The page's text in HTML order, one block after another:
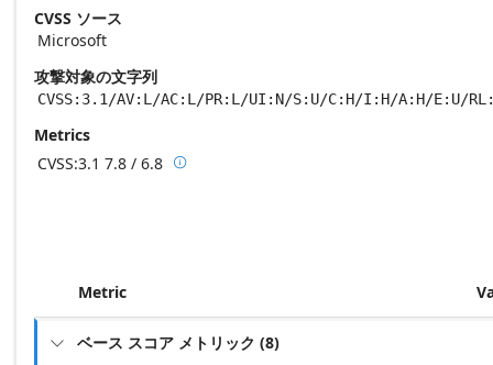
CVSS ソース
Microsoft
攻撃対象の文字列
CVSS:3.1/AV:L/AC:L/PR:L/UI:N/S:U/C:H/I:H/A:H/E:U/
Metrics
CVSS:3.1 7.8 / 6.8 Base score metrics: 7.8 / Temporal score
Metric
 ベース スコア メトリック (8)